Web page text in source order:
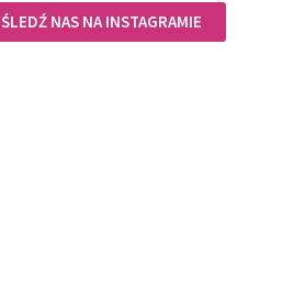
ŚLEDŹ NAS NA INSTAGRAMIE